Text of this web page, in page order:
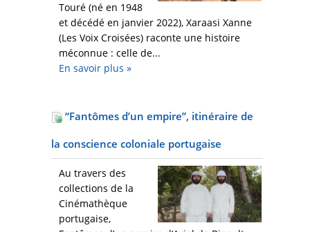
Touré (né en 1948
et décédé en janvier 2022), Xaraasi Xanne
(Les Voix Croisées) raconte une histoire
méconnue : celle de...
En savoir plus »
“Fantômes d’un empire”, itinéraire de
la conscience coloniale portugaise
Au travers des
collections de la
Cinémathèque
portugaise,